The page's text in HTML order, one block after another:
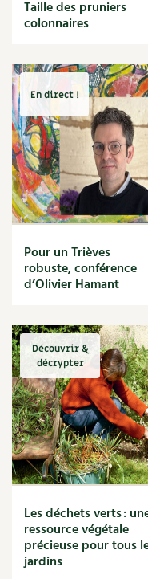
Cuisine saine
Décoration
DIY
Eau
Énergie
Enfants
Expérimentation
Fleur
Jardin bio
Légumes
Légumineuse
Maïs doux
Maison saine
Mare
Marie Chioca
Marmite
Massage
Matériaux
Maux
Méditerranéen
Menace
Mésange
Microflore
Migraine
Mode de culture
Montagne
Taille des pruniers
colonnaires
En direct !
Pour un Trièves
robuste, conférence
d’Olivier Hamant
Découvrir &
décrypter
Les déchets verts :
ressource végétale
précieuse pour tous
jardins